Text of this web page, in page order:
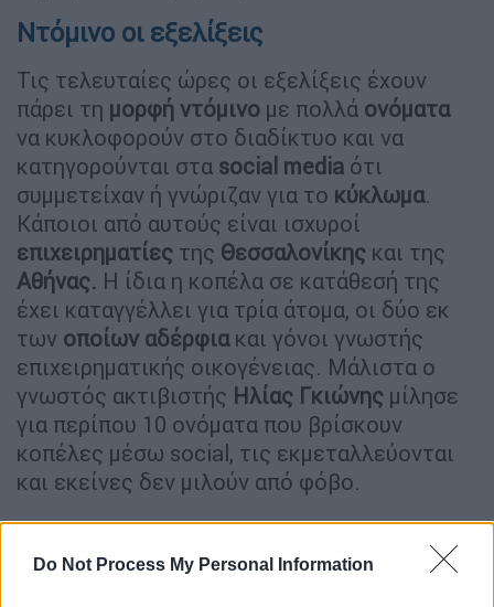
Do Not Process My Personal Information
Ντόμινο οι εξελίξεις
Τις τελευταίες ώρες οι εξελίξεις έχουν
πάρει τη μορφή ντόμινο με πολλά ονόματα
να κυκλοφορούν στο διαδίκτυο και να
κατηγορούνται στα social media ότι
συμμετείχαν ή γνώριζαν για το κύκλωμα.
Κάποιοι από αυτούς είναι ισχυροί
επιχειρηματίες της Θεσσαλονίκης και της
Αθήνας. Η ίδια η κοπέλα σε κατάθεσή της
έχει καταγγέλλει για τρία άτομα, οι δύο εκ
των οποίων αδέρφιακαι γόνοι γνωστής
επιχειρηματικής οικογένειας. Μάλιστα ο
γνωστός ακτιβιστής Ηλίας Γκιώνης μίλησε
για περίπου 10 ονόματα που βρίσκουν
κοπέλες μέσω social, τις εκμεταλλεύονται
και εκείνες δεν μιλούν από φόβο.